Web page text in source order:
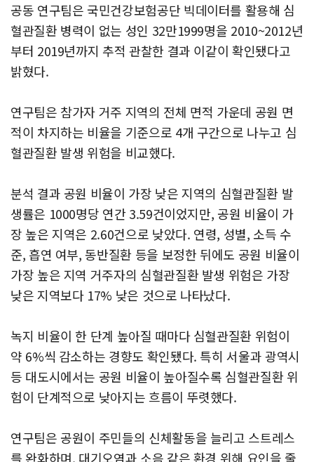
공동 연구팀은 국민건강보험공단 빅데이터를 활용해 심
혈관질환 병력이 없는 성인 32만1999명을 2010~2012년
부터 2019년까지 추적 관찰한 결과 이같이 확인됐다고
밝혔다.
연구팀은 참가자 거주 지역의 전체 면적 가운데 공원 면
적이 차지하는 비율을 기준으로 4개 구간으로 나누고 심
혈관질환 발생 위험을 비교했다.
분석 결과 공원 비율이 가장 낮은 지역의 심혈관질환 발
생률은 1000명당 연간 3.59건이었지만, 공원 비율이 가
장 높은 지역은 2.60건으로 낮았다. 연령, 성별, 소득 수
준, 흡연 여부, 동반질환 등을 보정한 뒤에도 공원 비율이
가장 높은 지역 거주자의 심혈관질환 발생 위험은 가장
낮은 지역보다 17% 낮은 것으로 나타났다.
녹지 비율이 한 단계 높아질 때마다 심혈관질환 위험이
약 6%씩 감소하는 경향도 확인됐다. 특히 서울과 광역시
등 대도시에서는 공원 비율이 높아질수록 심혈관질환 위
험이 단계적으로 낮아지는 흐름이 뚜렷했다.
연구팀은 공원이 주민들의 신체활동을 늘리고 스트레스
를 완화하며, 대기오염과 소음 같은 환경 위해 요인을 줄